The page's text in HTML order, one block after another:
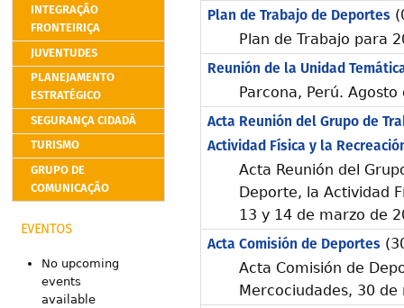
INTEGRAÇÃO
FRONTEIRIÇA
JUVENTUDES
PLANEJAMENTO
ESTRATÉGICO
SEGURANÇA CIDADÃ
TURISMO
GRUPO DE
COMUNICAÇÃO
EVENTOS
No upcoming
events
available
Plan de Trabajo de Deportes
Plan de Trabajo para
Reunión de la Unidad
Parcona, Perú. Agosto
Acta Reunión del Grupo de
Actividad Física y la
Acta Reunión del
Deporte, la Actividad
13 y 14 de marzo de
Acta Comisión de Deportes
Acta Comisión de
Mercociudades, 30